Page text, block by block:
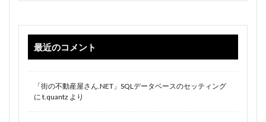
最近のコメント
「街の不動産屋さん.NET」SQLデータベースのセッティング
に t.quantz より